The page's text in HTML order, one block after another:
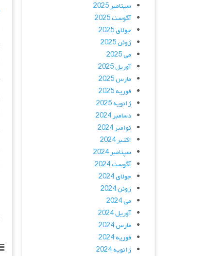
سپتامبر 2025
آگوست 2025
جولای 2025
ژوئن 2025
می 2025
آوریل 2025
مارس 2025
فوریه 2025
ژانویه 2025
دسامبر 2024
نوامبر 2024
اکتبر 2024
سپتامبر 2024
آگوست 2024
جولای 2024
ژوئن 2024
می 2024
آوریل 2024
مارس 2024
فوریه 2024
ژانویه 2024